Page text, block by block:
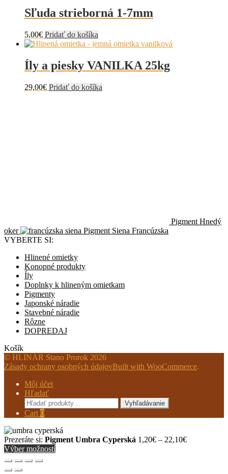
Sľuda strieborná 1-7mm
5,00€ Pridať do košíka
Íly a piesky VANILKA 25kg
29,00€ Pridať do košíka
Pigment Hnedý
oker
Pigment Siena Francúzska
VYBERTE SI:
Hlinené omietky
Konopné produkty
Íly
Doplnky k hlineným omietkam
Pigmenty
Japonské náradie
Stavebné náradie
Rôzne
DOPREDAJ
Košík
© HLINÁR Stano Prorok 2026
Zásady ochrany osobných údajovBuilt with WooCommerce.
Môj účet
Hľadať
Hľadať:
Vyhľadávanie
Cart 0
Prezeráte si: Pigment Umbra Cyperská 1,20€ – 22,10€Price
Výber možností